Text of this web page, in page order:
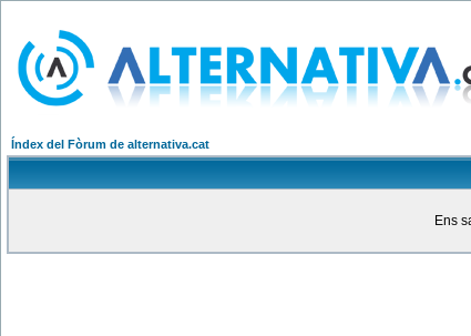
Índex del Fòrum de alternativa.cat
Ens